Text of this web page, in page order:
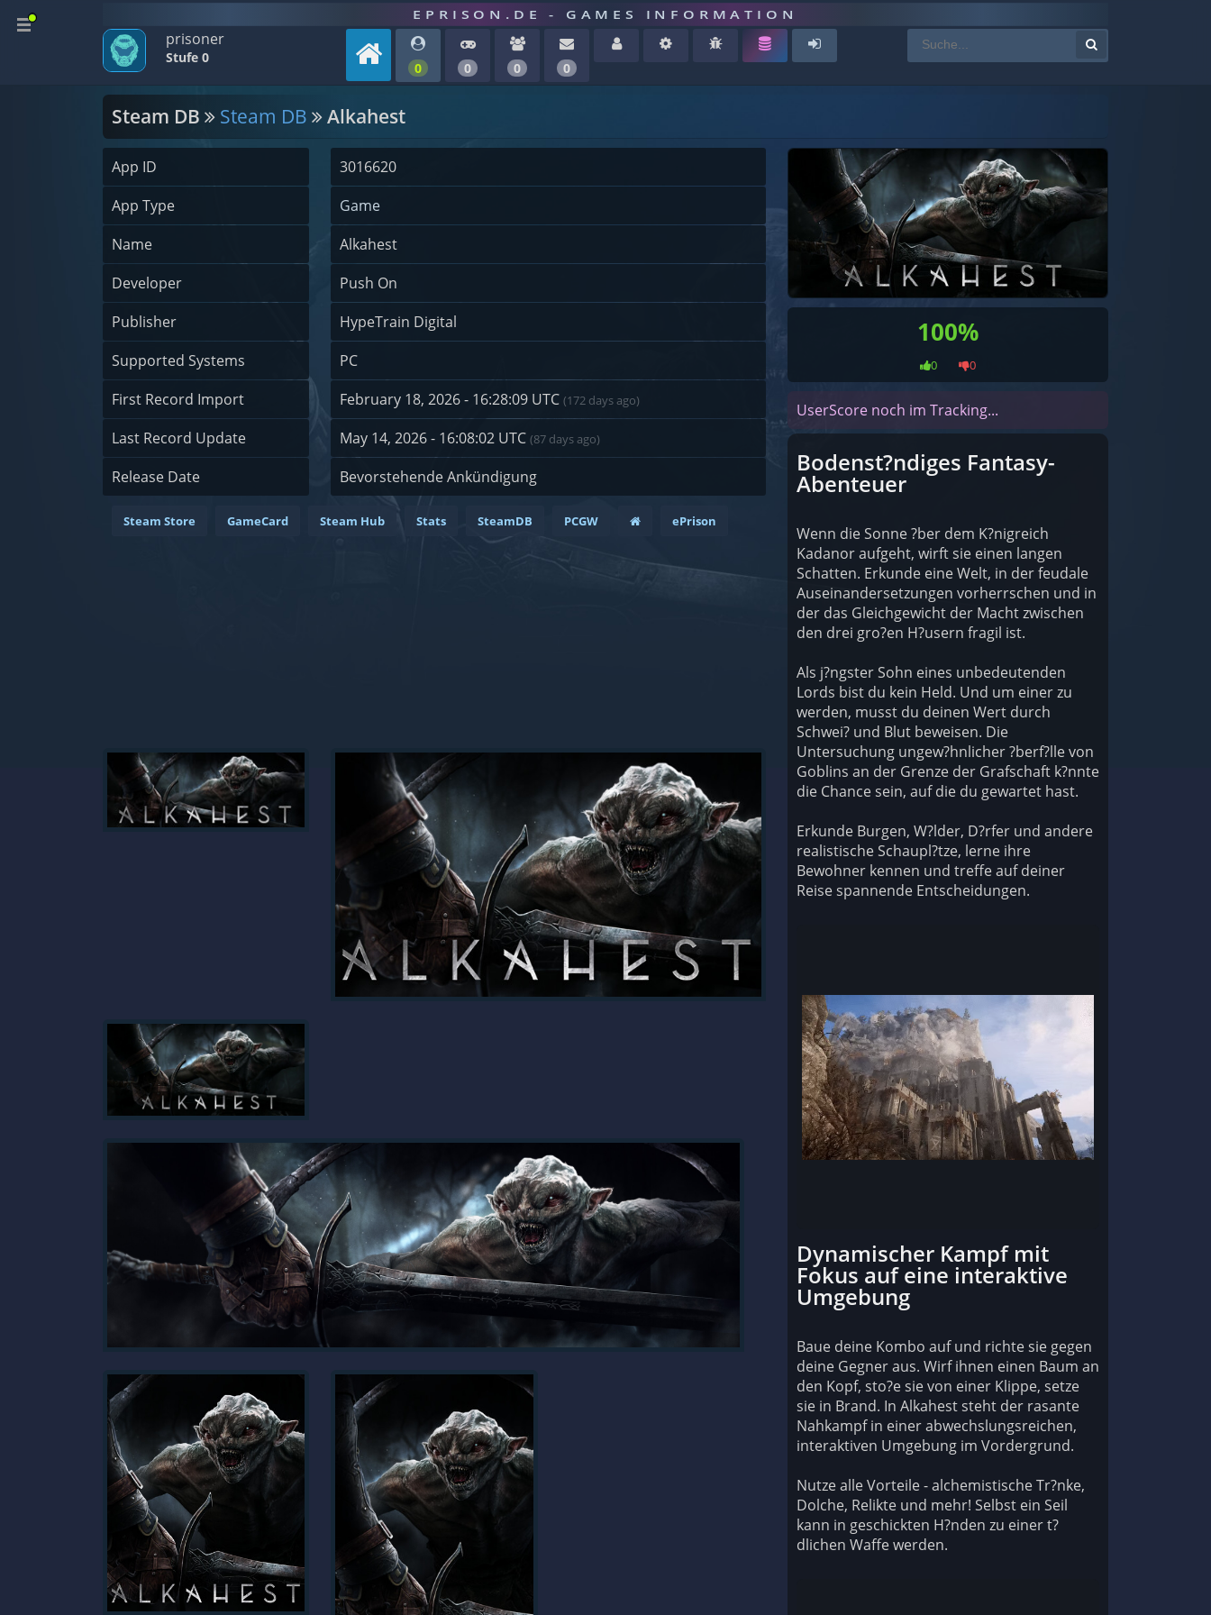
EPRISON.DE - GAMES INFORMATION
prisoner
Stufe 0
0 0 0 0
Steam DB Steam DB Alkahest
App ID
3016620
App Type
Game
Name
Alkahest
Developer
Push On
Publisher
HypeTrain Digital
Supported Systems
PC
First Record Import
February 18, 2026 - 16:28:09 UTC (172 days ago)
Last Record Update May 14, 2026 - 16:08:02 UTC (87 days ago)
Release Date Bevorstehende Ankündigung
Steam Store GameCard Steam Hub Stats SteamDB PCGW ePrison
100%
0 0
UserScore noch im Tracking...
Bodenst?ndiges Fantasy-
Abenteuer
Wenn die Sonne ?ber dem K?nigreich
Kadanor aufgeht, wirft sie einen langen
Schatten. Erkunde eine Welt, in der feudale
Auseinandersetzungen vorherrschen und in
der das Gleichgewicht der Macht zwischen
den drei gro?en H?usern fragil ist.
Als j?ngster Sohn eines unbedeutenden
Lords bist du kein Held. Und um einer zu
werden, musst du deinen Wert durch
Schwei? und Blut beweisen. Die
Untersuchung ungew?hnlicher ?berf?lle von
Goblins an der Grenze der Grafschaft k?nnte
die Chance sein, auf die du gewartet hast.
Erkunde Burgen, W?lder, D?rfer und andere
realistische Schaupl?tze, lerne ihre
Bewohner kennen und treffe auf deiner
Reise spannende Entscheidungen.
Dynamischer Kampf mit
Fokus auf eine interaktive
Umgebung
Baue deine Kombo auf und richte sie gegen
deine Gegner aus. Wirf ihnen einen Baum an
den Kopf, sto?e sie von einer Klippe, setze
sie in Brand. In Alkahest steht der rasante
Nahkampf in einer abwechslungsreichen,
interaktiven Umgebung im Vordergrund.
Nutze alle Vorteile - alchemistische Tr?nke,
Dolche, Relikte und mehr! Selbst ein Seil
kann in geschickten H?nden zu einer t?
dlichen Waffe werden.